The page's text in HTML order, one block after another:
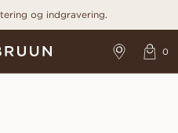
og indgravering.